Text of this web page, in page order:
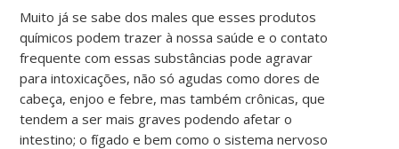
Muito já se sabe dos males que esses produtos
químicos podem trazer à nossa saúde e o contato
frequente com essas substâncias pode agravar
para intoxicações, não só agudas como dores de
cabeça, enjoo e febre, mas também crônicas, que
tendem a ser mais graves podendo afetar o
intestino; o fígado e bem como o sistema nervoso